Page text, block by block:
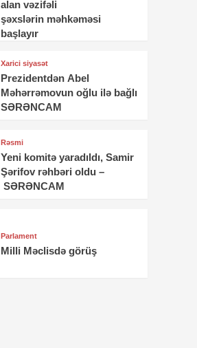
alan vəzifəli
şəxslərin məhkəməsi
başlayır
Xarici siyasət
Prezidentdən Abel
Məhərrəmovun oğlu ilə bağlı
SƏRƏNCAM
Rəsmi
Yeni komitə yaradıldı, Samir
Şərifov rəhbəri oldu –
SƏRƏNCAM
Parlament
Milli Məclisdə görüş